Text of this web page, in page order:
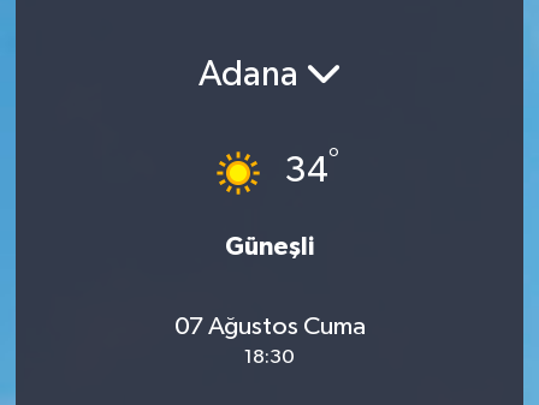
Adana
34°
Güneşli
07 Ağustos Cuma
18:30